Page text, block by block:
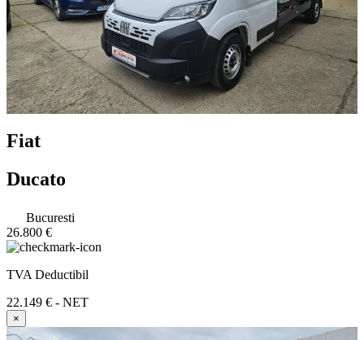
Fiat
Ducato
Bucuresti
26.800 €
TVA Deductibil
22.149 € - NET
×